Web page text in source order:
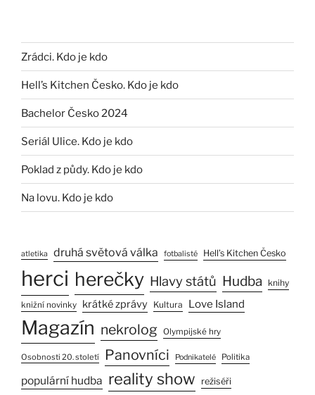
Zrádci. Kdo je kdo
Hell’s Kitchen Česko. Kdo je kdo
Bachelor Česko 2024
Seriál Ulice. Kdo je kdo
Poklad z půdy. Kdo je kdo
Na lovu. Kdo je kdo
atletika druhá světová válka fotbalisté Hell’s Kitchen Česko
herci herečky Hlavy států Hudba knihy
knižní novinky krátké zprávy Kultura Love Island
Magazín nekrolog Olympijské hry
Osobnosti 20. století Panovníci Podnikatelé Politika
populární hudba reality show režiséři